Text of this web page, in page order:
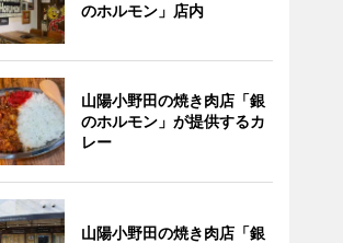
のホルモン」店内
山陽小野田の焼き肉店「銀
のホルモン」が提供するカ
レー
山陽小野田の焼き肉店「銀